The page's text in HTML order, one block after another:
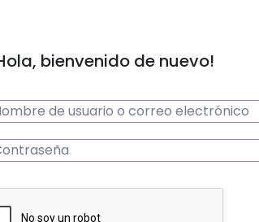
bienvenido de nuevo!